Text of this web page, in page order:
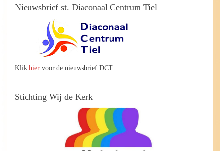
Nieuwsbrief st. Diaconaal Centrum Tiel
Klik hier voor de nieuwsbrief DCT.
Stichting Wij de Kerk